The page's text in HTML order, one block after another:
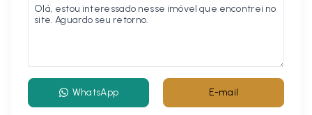
WhatsApp E-mail